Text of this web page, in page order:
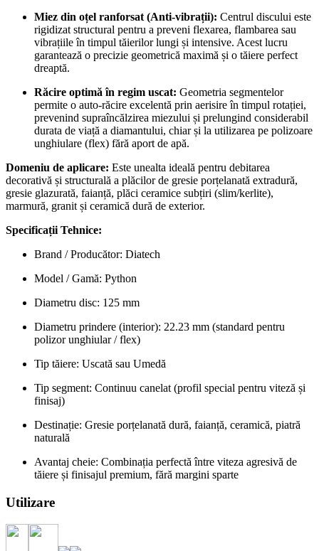
Miez din oțel ranforsat (Anti-vibrații): Centrul discului este
rigidizat structural pentru a preveni flexarea, flambarea sau
vibrațiile în timpul tăierilor lungi și intensive. Acest lucru
garantează o precizie geometrică maximă și o tăiere perfect
dreaptă.
Răcire optimă în regim uscat: Geometria segmentelor
permite o auto-răcire excelentă prin aerisire în timpul rotației,
prevenind supraîncălzirea miezului și prelungind considerabil
durata de viață a diamantului, chiar și la utilizarea pe polizoare
unghiulare (flex) fără aport de apă.
Domeniu de aplicare: Este unealta ideală pentru debitarea
decorativă și structurală a plăcilor de gresie porțelanată extradură,
gresie glazurată, faianță, plăci ceramice subțiri (slim/kerlite),
marmură, granit și ceramică dură de exterior.
Specificații Tehnice:
Brand / Producător: Diatech
Model / Gamă: Python
Diametru disc: 125 mm
Diametru prindere (interior): 22.23 mm (standard pentru
polizor unghiular / flex)
Tip tăiere: Uscată sau Umedă
Tip segment: Continuu canelat (profil special pentru viteză și
finisaj)
Destinație: Gresie porțelanată dură, faianță, ceramică, piatră
naturală
Avantaj cheie: Combinația perfectă între viteza agresivă de
tăiere și finisajul premium, fără margini sparte
Utilizare